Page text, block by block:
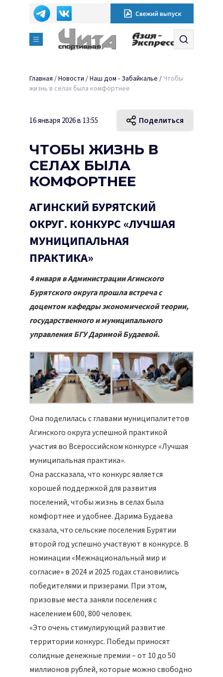
Главная /Новости /Наш дом - Забайкалье / Чтобы
жизнь в селах была комфортнее
16 января 2026 в 13:55 Поделиться
ЧТОБЫ ЖИЗНЬ В
СЕЛАХ БЫЛА
КОМФОРТНЕЕ
АГИНСКИЙ БУРЯТСКИЙ
ОКРУГ. КОНКУРС «ЛУЧШАЯ
МУНИЦИПАЛЬНАЯ
ПРАКТИКА»
4 января в Администрации Агинского
Бурятского округа прошла встреча с
доцентом кафедры экономической теории,
государственного и муниципального
управления БГУ Даримой Будаевой.
Она поделилась с главами муниципалитетов
Агинского округа успешной практикой
участия во Всероссийском конкурсе «Лучшая
муниципальная практика».
Она рассказала, что конкурс является
хорошей поддержкой для развития
поселений, чтобы жизнь в селах была
комфортнее и удобнее. Дарима Будаева
сказала, что сельские поселения Бурятии
второй год успешно участвуют в конкурсе. В
номинации «Межнациональный мир и
согласие» в 2024 и 2025 годах становились
победителями и призерами. При этом,
призовые места заняли поселения с
населением 600, 800 человек.
«Это очень стимулирующий развитие
территории конкурс. Победы приносят
солидные денежные премии – от 10 до 50
миллионов рублей, которые можно свободно